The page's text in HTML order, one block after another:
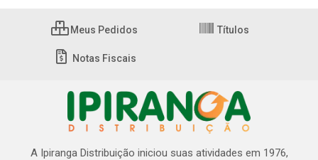
Meus Pedidos Títulos
Notas Fiscais
A Ipiranga Distribuição iniciou suas atividades em 1976,